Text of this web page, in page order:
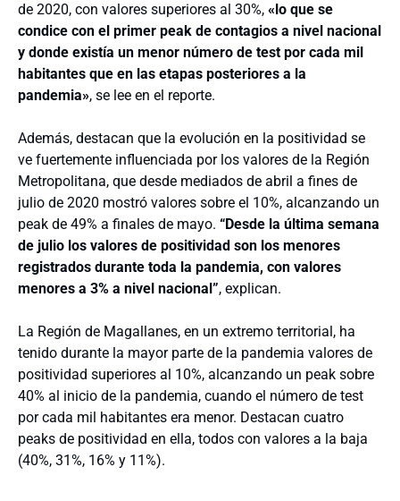
de 2020, con valores superiores al 30%, «lo que se
condice con el primer peak de contagios a nivel nacional
y donde existía un menor número de test por cada mil
habitantes que en las etapas posteriores a la
pandemia», se lee en el reporte.
Además, destacan que la evolución en la positividad se
ve fuertemente influenciada por los valores de la Región
Metropolitana, que desde mediados de abril a fines de
julio de 2020 mostró valores sobre el 10%, alcanzando un
peak de 49% a finales de mayo. “Desde la última semana
de julio los valores de positividad son los menores
registrados durante toda la pandemia, con valores
menores a 3% a nivel nacional”, explican.
La Región de Magallanes, en un extremo territorial, ha
tenido durante la mayor parte de la pandemia valores de
positividad superiores al 10%, alcanzando un peak sobre
40% al inicio de la pandemia, cuando el número de test
por cada mil habitantes era menor. Destacan cuatro
peaks de positividad en ella, todos con valores a la baja
(40%, 31%, 16% y 11%).